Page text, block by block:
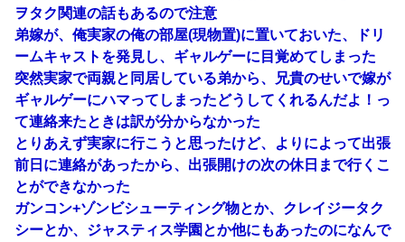
ヲタク関連の話もあるので注意
弟嫁が、俺実家の俺の部屋(現物置)に置いておいた、ドリ
ームキャストを発見し、ギャルゲーに目覚めてしまった
突然実家で両親と同居している弟から、兄貴のせいで嫁が
ギャルゲーにハマってしまったどうしてくれるんだよ！っ
て連絡来たときは訳が分からなかった
とりあえず実家に行こうと思ったけど、よりによって出張
前日に連絡があったから、出張開けの次の休日まで行くこ
とができなかった
ガンコン+ゾンビシューティング物とか、クレイジータク
シーとか、ジャスティス学園とか他にもあったのになんで